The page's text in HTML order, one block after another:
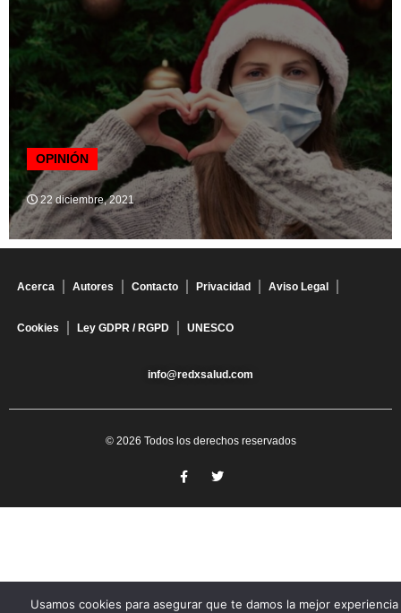
OPINIÓN
22 diciembre, 2021
Acerca Autores Contacto Privacidad Aviso Legal
Cookies Ley GDPR / RGPD UNESCO
info@redxsalud.com
© 2026 Todos los derechos reservados
Usamos cookies para asegurar que te damos la mejor experiencia